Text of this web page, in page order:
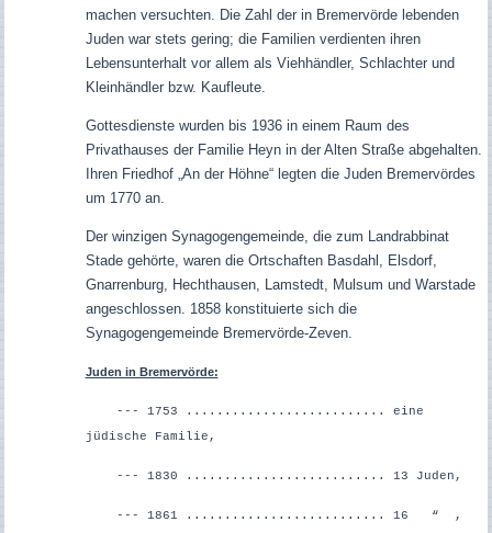
machen versuchten. Die Zahl der in Bremervörde lebenden
Juden war stets gering; die Familien verdienten ihren
Lebensunterhalt vor allem als Viehhändler, Schlachter und
Kleinhändler bzw. Kaufleute.
Gottesdienste wurden bis 1936 in einem Raum des
Privathauses der Familie Heyn in der Alten Straße abgehalten.
Ihren Friedhof „An der Höhne“ legten die Juden Bremervördes
um 1770 an.
Der winzigen Synagogengemeinde, die zum Landrabbinat
Stade gehörte, waren die Ortschaften Basdahl, Elsdorf,
Gnarrenburg, Hechthausen, Lamstedt, Mulsum und Warstade
angeschlossen. 1858 konstituierte sich die
Synagogengemeinde Bremervörde-Zeven.
Juden in Bremervörde:
--- 1753 .......................... eine
jüdische Familie,
--- 1830 .......................... 13 Juden,
--- 1861 .......................... 16 “ ,